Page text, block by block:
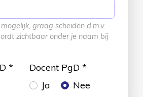
graag scheiden d.m.v.
zichtbaar onder je naam bij
*
Docent PgD *
Ja
Nee